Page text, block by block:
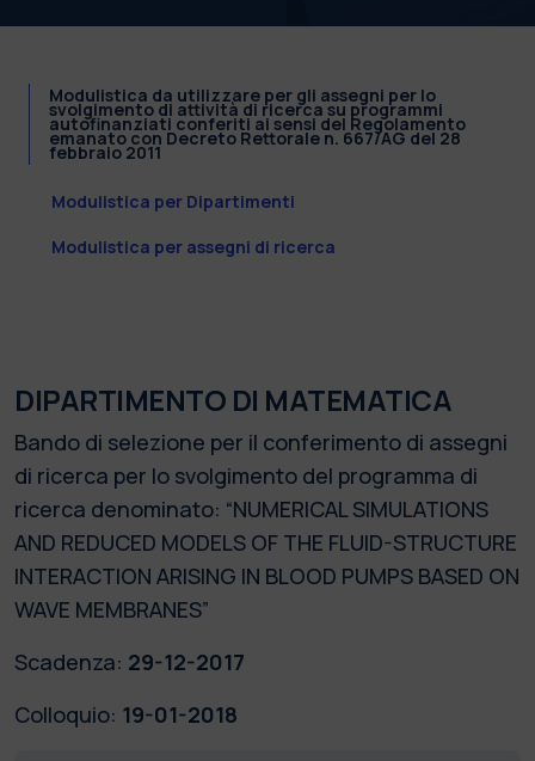
Modulistica da utilizzare per gli assegni per lo
svolgimento di attività di ricerca su programmi
autofinanziati conferiti ai sensi del Regolamento
emanato con Decreto Rettorale n. 667/AG del 28
febbraio 2011
Modulistica per Dipartimenti
Modulistica per assegni di ricerca
DIPARTIMENTO DI MATEMATICA
Bando di selezione per il conferimento di assegni
di ricerca per lo svolgimento del programma di
ricerca denominato: “NUMERICAL SIMULATIONS
AND REDUCED MODELS OF THE FLUID-STRUCTURE
INTERACTION ARISING IN BLOOD PUMPS BASED ON
WAVE MEMBRANES”
Scadenza: 29-12-2017
Colloquio: 19-01-2018